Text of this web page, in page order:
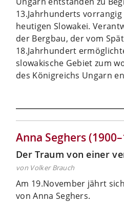
13.Jahrhunderts
heutigen Slowakei.
der Bergbau, der vom
18.Jahrhundert
slowakische Gebiet zum
des Königreichs Ungarn
Anna Seghers
Der Traum von einer
von Volker Brauch
Am 19.November jährt
von Anna Seghers.